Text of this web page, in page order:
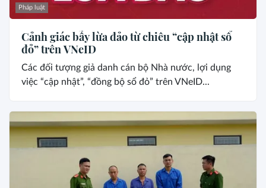
Pháp luật
Cảnh giác bẫy lừa đảo từ chiêu “cập nhật sổ
đỏ” trên VNeID
Các đối tượng giả danh cán bộ Nhà nước, lợi dụng
việc “cập nhật”, “đồng bộ sổ đỏ” trên VNeID...